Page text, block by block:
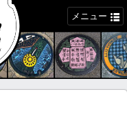
メニュー